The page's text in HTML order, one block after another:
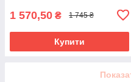
1 570,50 ₴ 1 745 ₴
Купити